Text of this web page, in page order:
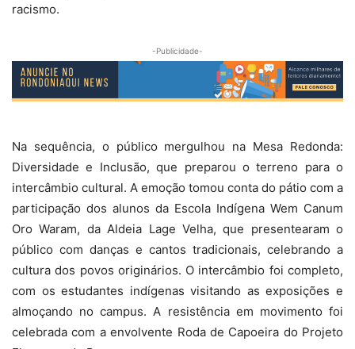
racismo.
-Publicidade-
Na sequência, o público mergulhou na Mesa Redonda:
Diversidade e Inclusão, que preparou o terreno para o
intercâmbio cultural. A emoção tomou conta do pátio com a
participação dos alunos da Escola Indígena Wem Canum
Oro Waram, da Aldeia Lage Velha, que presentearam o
público com danças e cantos tradicionais, celebrando a
cultura dos povos originários. O intercâmbio foi completo,
com os estudantes indígenas visitando as exposições e
almoçando no campus. A resistência em movimento foi
celebrada com a envolvente Roda de Capoeira do Projeto